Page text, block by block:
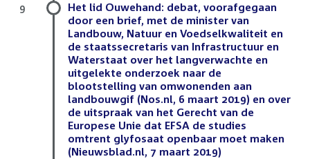
Het lid Ouwehand: debat, voorafgegaan
door een brief, met de minister van
Landbouw, Natuur en Voedselkwaliteit en
de staatssecretaris van Infrastructuur en
Waterstaat over het langverwachte en
uitgelekte onderzoek naar de
blootstelling van omwonenden aan
landbouwgif (Nos.nl, 6 maart 2019) en over
de uitspraak van het Gerecht van de
Europese Unie dat EFSA de studies
omtrent glyfosaat openbaar moet maken
(Nieuwsblad.nl, 7 maart 2019)
9